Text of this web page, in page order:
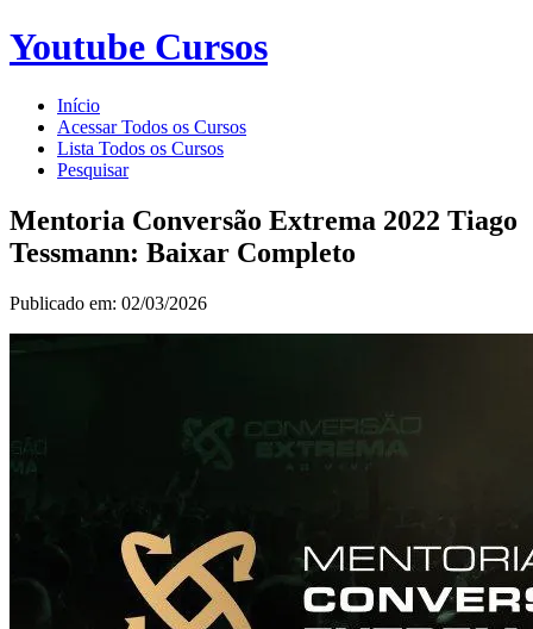
Youtube Cursos
Início
Acessar Todos os Cursos
Lista Todos os Cursos
Pesquisar
Mentoria Conversão Extrema 2022 Tiago
Tessmann: Baixar Completo
Publicado em: 02/03/2026